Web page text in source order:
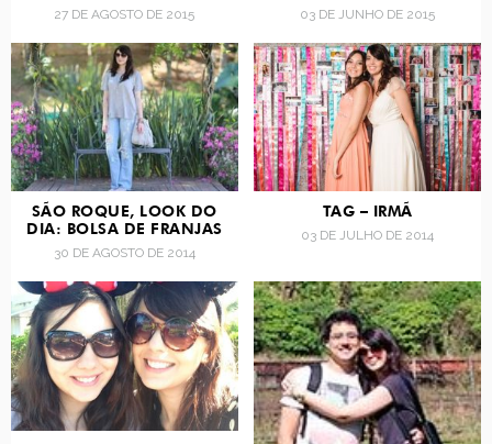
27 DE AGOSTO DE 2015
03 DE JUNHO DE 2015
SÃO ROQUE, LOOK DO
DIA: BOLSA DE FRANJAS
30 DE AGOSTO DE 2014
TAG – IRMÃ
03 DE JULHO DE 2014